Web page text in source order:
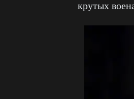
крутых